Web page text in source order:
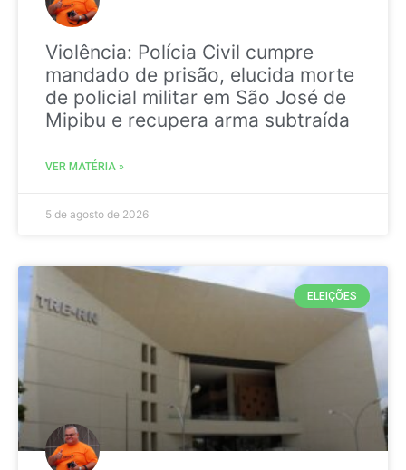
Violência: Polícia Civil cumpre
mandado de prisão, elucida morte
de policial militar em São José de
Mipibu e recupera arma subtraída
VER MATÉRIA »
5 de agosto de 2026
ELEIÇÕES